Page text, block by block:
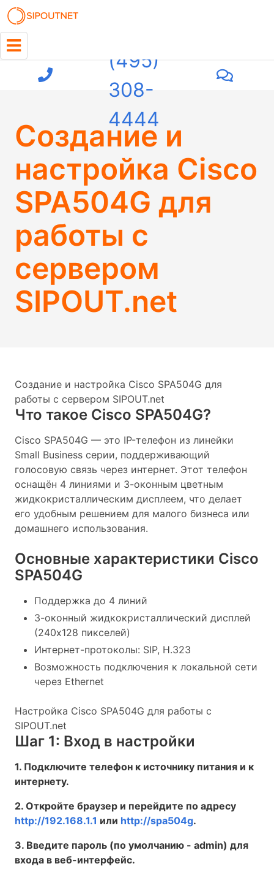
(495)
308-
4444
Создание и
настройка Cisco
SPA504G для
работы с
сервером
SIPOUT.net
Создание и настройка Cisco SPA504G для
работы с сервером SIPOUT.net
Что такое Cisco SPA504G?
Cisco SPA504G — это IP-телефон из линейки
Small Business серии, поддерживающий
голосовую связь через интернет. Этот телефон
оснащён 4 линиями и 3-оконным цветным
жидкокристаллическим дисплеем, что делает
его удобным решением для малого бизнеса или
домашнего использования.
Основные характеристики Cisco
SPA504G
Поддержка до 4 линий
3-оконный жидкокристаллический дисплей
(240x128 пикселей)
Интернет-протоколы: SIP, H.323
Возможность подключения к локальной сети
через Ethernet
Настройка Cisco SPA504G для работы с
SIPOUT.net
Шаг 1: Вход в настройки
1. Подключите телефон к источнику питания и к
интернету.
2. Откройте браузер и перейдите по адресу
http://192.168.1.1 или http://spa504g.
3. Введите пароль (по умолчанию - admin) для
входа в веб-интерфейс.